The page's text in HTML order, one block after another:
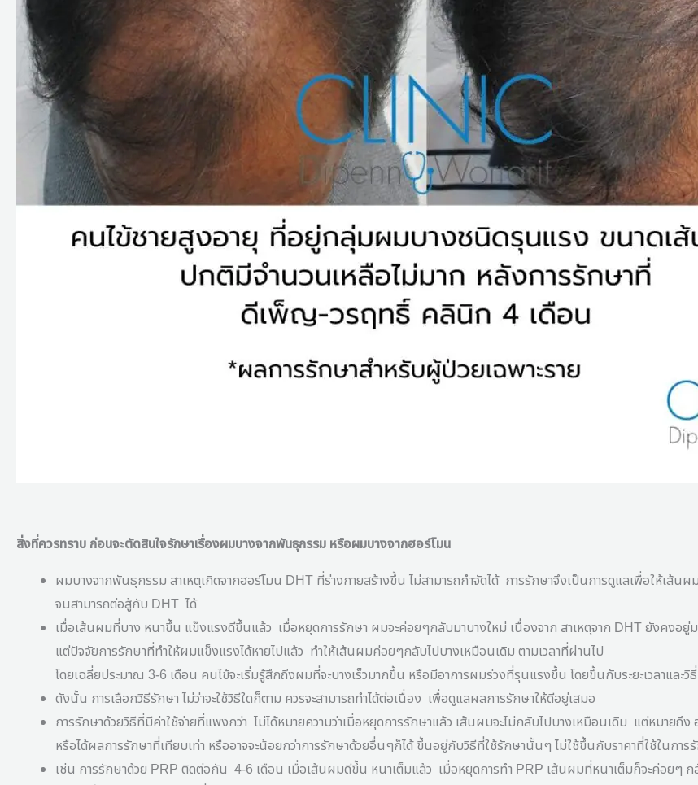
สิ่งที่ควรทราบ ก่อนจะตัดสินใจรักษาเรื่องผมบางจากพันธุกรรม หรือผมบางจากฮอร์โมน
ผมบางจากพันธุกรรม สาเหตุเกิดจากฮอร์โมน DHT ที่ร่างกายสร้างขึ้น ไม่สามารถกำจัดได้ การรักษาจึงเป็นการดูแลเพื่อให้เส้น
จนสามารถต่อสู้กับ DHT ได้
เมื่อเส้นผมที่บาง หนาขึ้น แข็งแรงดีขึ้นแล้ว เมื่อหยุดการรักษา ผมจะค่อยๆกลับมาบางใหม่ เนื่องจาก สาเหตุจาก DHTยังคงอยู่
แต่ปัจจัยการรักษาที่ทำให้ผมแข็งแรงได้หายไปแล้ว ทำให้เส้นผมค่อยๆกลับไปบางเหมือนเดิม ตามเวลาที่ผ่านไป
โดยเฉลี่ยประมาณ 3-6 เดือน คนไข้จะเริ่มรู้สึกถึงผมที่จะบางเร็วมากขึ้น หรือมีอาการผมร่วงที่รุนแรงขึ้น โดยขึ้นกับระยะเวลาแล
ดังนั้น การเลือกวิธีรักษา ไม่ว่าจะใช้วิธีใดก็ตาม ควรจะสามารถทำได้ต่อเนื่อง เพื่อดูแลผลการรักษาให้ดีอยู่เสมอ
การรักษาด้วยวิธีที่มีค่าใช้จ่ายที่แพงกว่า ไม่ได้หมายความว่าเมื่อหยุดการรักษาแล้ว เส้นผมจะไม่กลับไปบางเหมือนเดิม แต่หมายถึง
หรือได้ผลการรักษาที่เทียบเท่า หรืออาจจะน้อยกว่าการรักษาด้วยอื่นๆก็ได้ ขึ้นอยู่กับวิธีที่ใช้รักษานั้นๆ ไม่ใช้ขึ้นกับราคาที่ใช้ในการ
เช่น การรักษาด้วย PRP ติดต่อกัน 4-6 เดือน เมื่อเส้นผมดีขึ้น หนาเต็มแล้ว เมื่อหยุดการทำ PRP เส้นผมที่หนาเต็มก็จะค่อยๆ ก